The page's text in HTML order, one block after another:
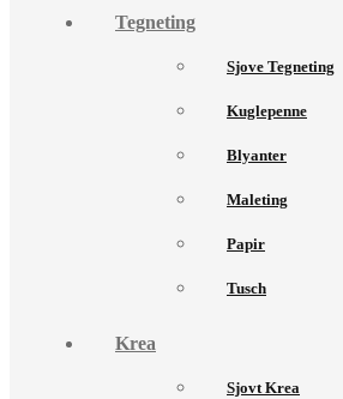
Tegneting
Sjove Tegneting
Kuglepenne
Blyanter
Maleting
Papir
Tusch
Krea
Sjovt Krea